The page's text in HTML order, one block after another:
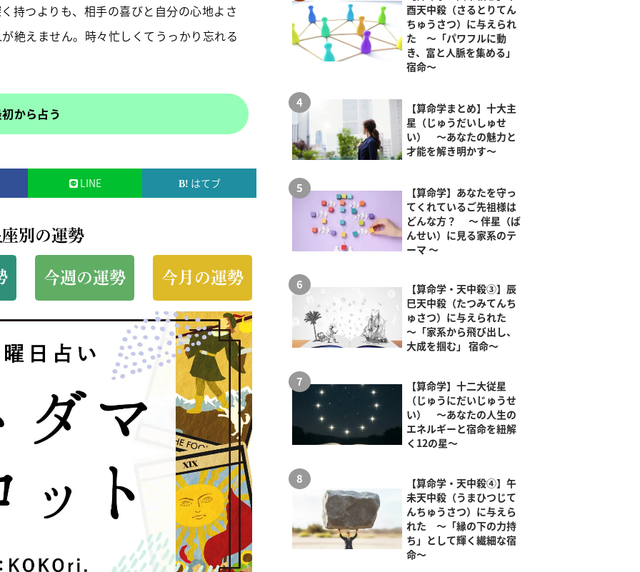
持つよりも、相手の喜びと自分の心地よさ
絶えません。時々忙しくてうっかり忘れる
から占う
LINE はてブ
別の運勢
今週の運勢 今月の運勢
酉天中殺（さるとりてん
ちゅうさつ）に与えられ
た ～「パワフルに動
き、富と人脈を集める」
宿命～
【算命学まとめ】十大主
星（じゅうだいしゅせ
い） ～あなたの魅力と
才能を解き明かす～
【算命学】あなたを守っ
てくれているご先祖様は
どんな方？ ～ 伴星（ば
んせい）に見る家系のテ
ーマ ～
【算命学・天中殺③】辰
巳天中殺（たつみてんち
ゅさつ）に与えられた
～「家系から飛び出し、
大成を掴む」 宿命～
【算命学】十二大従星
（じゅうにだいじゅうせ
い） ～あなたの人生の
エネルギーと宿命を紐解
く12の星～
【算命学・天中殺④】午
未天中殺（うまひつじて
んちゅうさつ）に与えら
れた ～「縁の下の力持
ち」として輝く繊細な宿
命～